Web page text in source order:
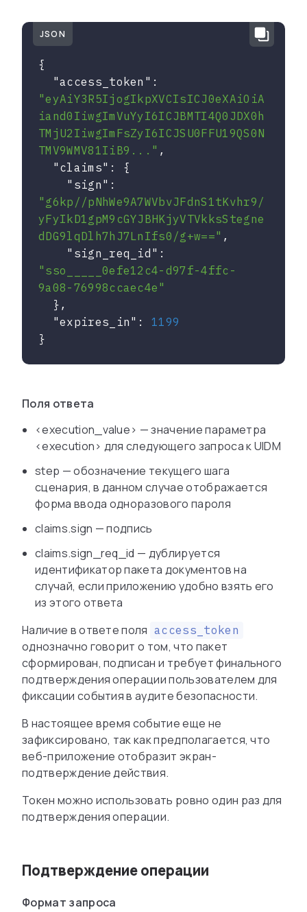
{
"access_token"
"eyAiY3R5IjogIkpXVCIsICJ0eXAiOiA
iand0IiwgImVuYyI6ICJBMTI4Q0JDX0h
TMjU2IiwgImFsZyI6ICJSU0FFU19QS0N
TMV9WMV81IiB9..." ,
"claims" : {
"sign"
"g6kp//pNhWe9A7WVbvJFdnS1tKvhr9/
yFyIkD1gpM9cGYJBHKjyVTVkksStegne
dDG9lqDlh7hJ7LnIfs0/g+w==" ,
"sign_req_id"
"sso_____0efe12c4-d97f-4ffc-
9a08-76998ccaec4e"
"expires_in" : 1199
}
JSON
Поля ответа
<execution_value> — значение параметра
<execution> для следующего запроса к UIDM
step — обозначение текущего шага
сценария, в данном случае отображается
форма ввода одноразового пароля
claims.sign — подпись
claims.sign_req_id — дублируется
идентификатор пакета документов на
случай, если приложению удобно взять его
из этого ответа
Наличие в ответе поля access_token
однозначно говорит о том, что пакет
сформирован, подписан и требует финального
подтверждения операции пользователем для
фиксации события в аудите безопасности.
В настоящее время событие еще не
зафиксировано, так как предполагается, что
веб-приложение отобразит экран-
подтверждение действия.
Токен можно использовать ровно один раз для
подтверждения операции.
Подтверждение операции
Формат запроса